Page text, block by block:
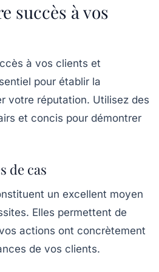
succès à vos
à vos clients et
pour établir la
votre réputation. Utilisez des
et concis pour démontrer
de cas
un excellent moyen
Elles permettent de
actions ont concrètement
de vos clients.